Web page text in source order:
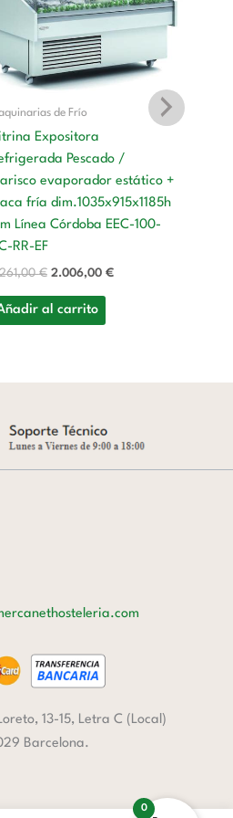
de Frío
Expositora
Pescado /
evaporador estático +
fría dim.1035x915x1185h
Línea Córdoba EEC-100-
RR-EF
€
3.261,00 €.
2.006,00 €
2.006,00 €.
al carrito
13-15, Letra C (Local)
Barcelona.
0